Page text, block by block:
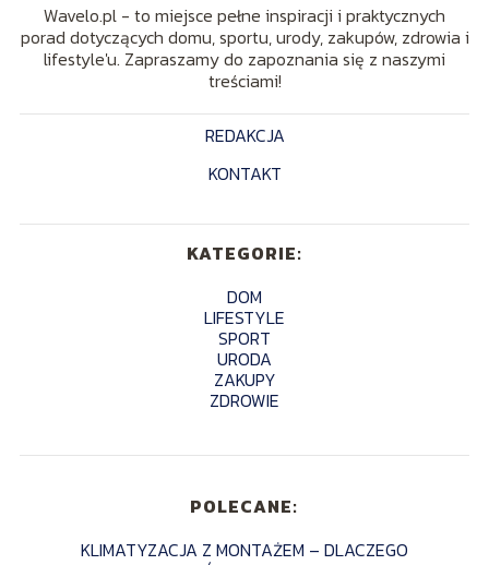
Wavelo.pl - to miejsce pełne inspiracji i praktycznych
porad dotyczących domu, sportu, urody, zakupów, zdrowia i
lifestyle'u. Zapraszamy do zapoznania się z naszymi
treściami!
REDAKCJA
KONTAKT
KATEGORIE:
DOM
LIFESTYLE
SPORT
URODA
ZAKUPY
ZDROWIE
POLECANE:
KLIMATYZACJA Z MONTAŻEM – DLACZEGO